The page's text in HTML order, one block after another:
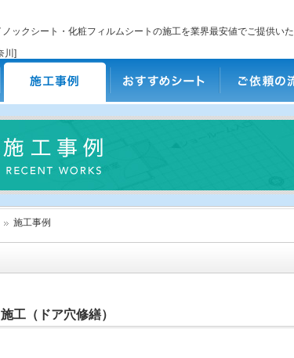
ックシート・化粧フィルムシートの施工を業界最安値でご提供いた
川]
施工事例 おすすめシート
ご依頼の流れ
施工事例
工（ドア穴修繕）